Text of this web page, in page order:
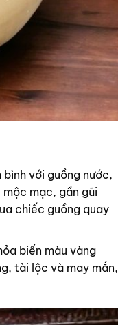
với guồng nước,
mạc, gần gũi
chiếc guồng quay
biến màu vàng
tài lộc và may mắn,